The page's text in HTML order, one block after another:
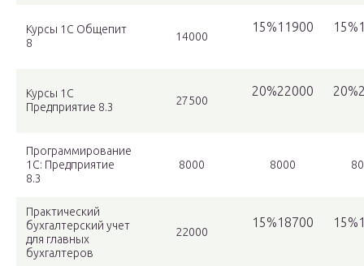
Курсы 1C Общепит
8
14000
15%11900
Курсы 1C
Предприятие 8.3
27500
20%22000
Программирование
1С: Предприятие
8.3
8000 8000
Практический
бухгалтерский учет
для главных
бухгалтеров
22000
15%18700